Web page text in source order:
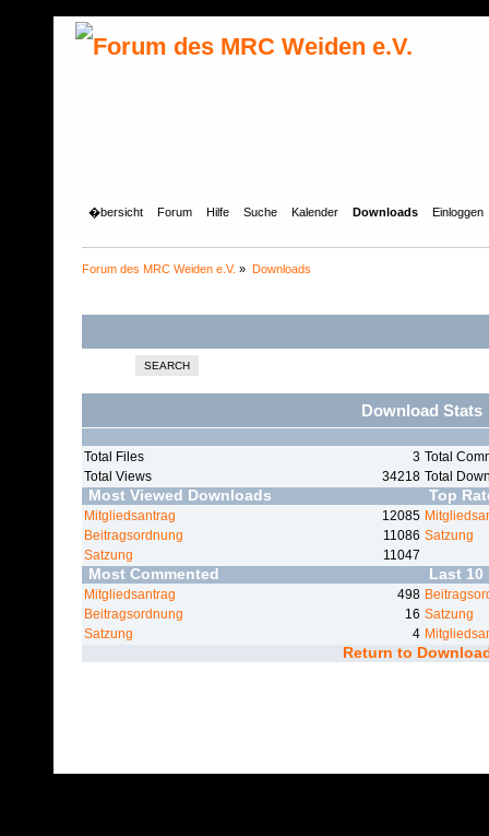
�bersicht Forum Hilfe Suche Kalender Downloads Einloggen
Forum des MRC Weiden e.V. » Downloads
SEARCH
Download Stats
Total Files
3
Total Views
34218
Total
Total
Most Viewed Downloads Top
Mitgliedsantrag
12085
Beitragsordnung
11086
Satzung
11047
Satzung
Most Commented Last 10
Mitgliedsantrag
498
Beitragsordnung
16
Satzung
4
Satzung
Return to